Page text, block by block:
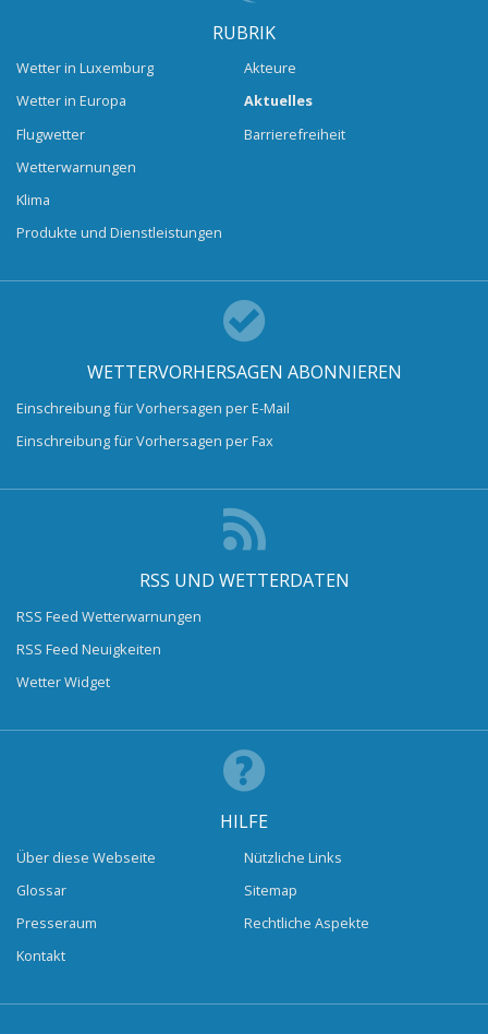
RUBRIK
Wetter in Luxemburg
Wetter in Europa
Flugwetter
Wetterwarnungen
Klima
Produkte und Dienstleistungen
Akteure
Aktuelles
Barrierefreiheit
WETTERVORHERSAGEN ABONNIEREN
Einschreibung für Vorhersagen per E-Mail
Einschreibung für Vorhersagen per Fax
RSS UND WETTERDATEN
RSS Feed Wetterwarnungen
RSS Feed Neuigkeiten
Wetter Widget
HILFE
Über diese Webseite
Glossar
Presseraum
Kontakt
Nützliche Links
Sitemap
Rechtliche Aspekte